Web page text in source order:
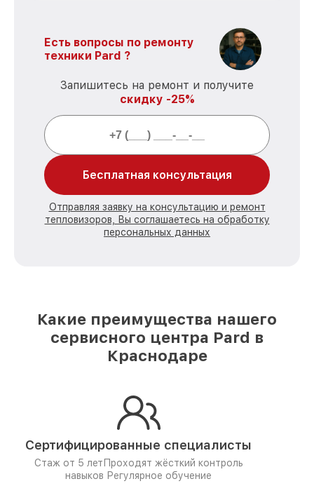
Есть вопросы по ремонту
техники Pard ?
Запишитесь на ремонт и получите
скидку -25%
Бесплатная консультация
Отправляя заявку на консультацию и ремонт
тепловизоров, Вы соглашаетесь на обработку
персональных данных
Какие преимущества нашего
сервисного центра Pard в
Краснодаре
Сертифицированные специалисты
Стаж от 5 лет Проходят жёсткий контроль
навыков Регулярное обучение